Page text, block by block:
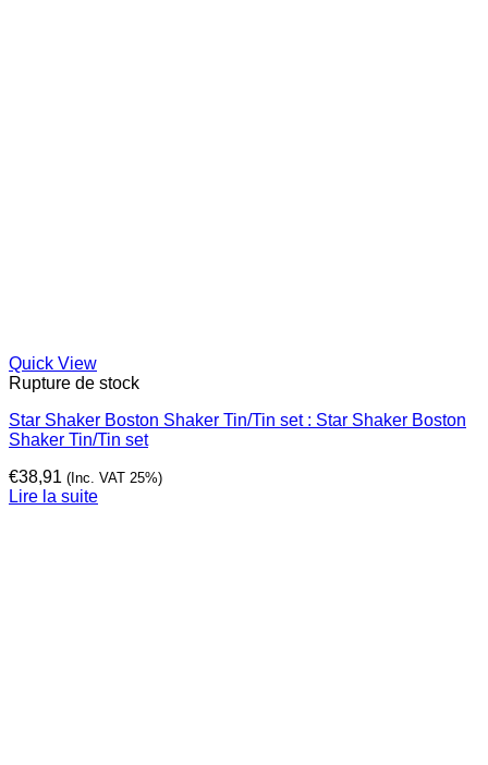
Quick View
Rupture de stock
Star Shaker Boston Shaker Tin/Tin set : Star Shaker Boston
Shaker Tin/Tin set
€38,91 (Inc. VAT 25%)
Lire la suite